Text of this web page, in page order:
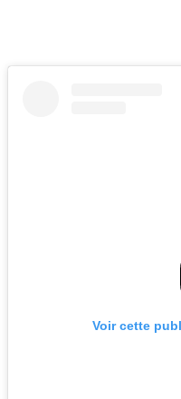
Voir cette